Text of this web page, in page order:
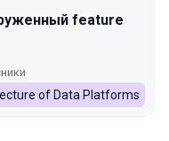
feature
of Data Platforms